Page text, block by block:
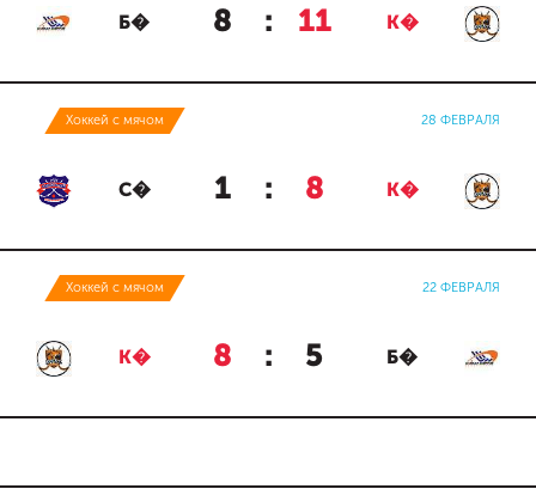
Б� 8 : 11 К�
Хоккей с мячом 28 ФЕВРАЛЯ
С� 1 : 8 К�
Хоккей с мячом 22 ФЕВРАЛЯ
К� 8 : 5 Б�